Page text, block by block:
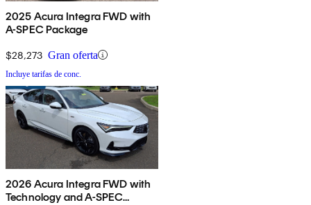
2025 Acura Integra FWD with
A-SPEC Package
$28,273 Gran oferta
Incluye tarifas de conc.
2026 Acura Integra FWD with
Technology and A-SPEC